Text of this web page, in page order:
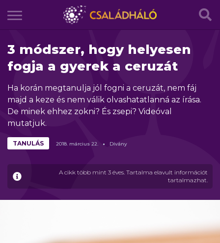
3 módszer, hogy helyesen
fogja a gyerek a ceruzát
Ha korán megtanulja jól fogni a ceruzát, nem fáj
majd a keze és nem válik olvashatatlanná az írása.
De minek ehhez zokni? És zsepi? Videóval
mutatjuk.
A cikk több mint 3 éves. Tartalma elavult információt
tartalmazhat.
TANULÁS 2018. március 22. Dívány